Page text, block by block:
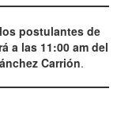
postulantes de
a las 11:00 am del
Carrión.